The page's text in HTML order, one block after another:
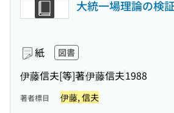
大統一場理論の検
紙 図書
伊藤信夫[等]著伊藤信夫1988
著者標目 伊藤, 信夫